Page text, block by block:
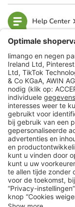
Help Center
limango
Veilig winkelen
Klantenservice
Shop
Acties